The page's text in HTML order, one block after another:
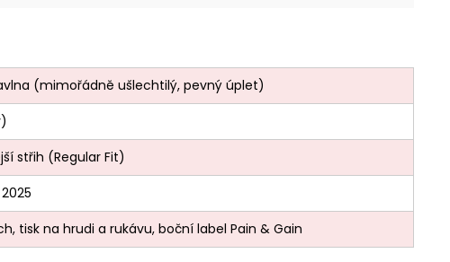
(mimořádně ušlechtilý, pevný úplet)
střih (Regular Fit)
tisk na hrudi a rukávu, boční label Pain & Gain